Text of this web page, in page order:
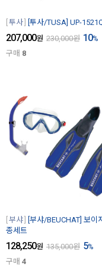
투사 [투사/TUSA] UP-
207,000원 230,000원 10%
구매 8
부샤
[부샤/BEUCHAT] 보이
종세트
128,250원 135,000원 5%
구매 4